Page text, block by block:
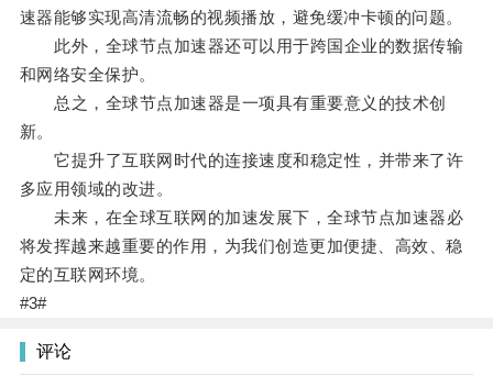
速器能够实现高清流畅的视频播放，避免缓冲卡顿的问题。
此外，全球节点加速器还可以用于跨国企业的数据传输
和网络安全保护。
总之，全球节点加速器是一项具有重要意义的技术创
新。
它提升了互联网时代的连接速度和稳定性，并带来了许
多应用领域的改进。
未来，在全球互联网的加速发展下，全球节点加速器必
将发挥越来越重要的作用，为我们创造更加便捷、高效、稳
定的互联网环境。
#3#
评论